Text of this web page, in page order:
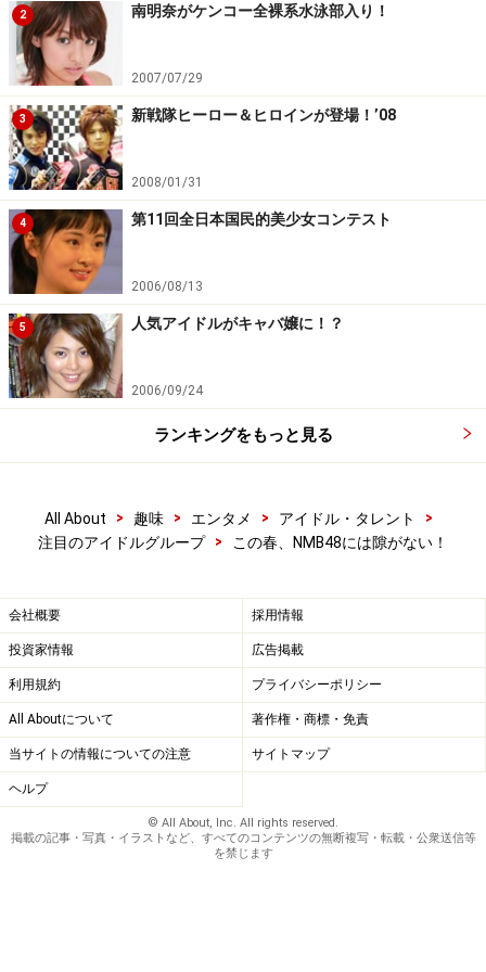
2 南明奈がケンコー全裸系水泳部入り！
2007/07/29
3 新戦隊ヒーロー＆ヒロインが登場！’08
2008/01/31
4 第11回全日本国民的美少女コンテスト
2006/08/13
5 人気アイドルがキャバ嬢に！？
2006/09/24
ランキングをもっと見る
All About > 趣味 > エンタメ > アイドル・タレント
>
注目のアイドルグループ
> この春、NMB48には隙がない！
会社概要 採用情報
投資家情報 広告掲載
利用規約 プライバシーポリシー
All Aboutについて 著作権・商標・免責
当サイトの情報についての注意 サイトマップ
ヘルプ
© All About, Inc. All rights reserved.
掲載の記事・写真・イラストなど、すべてのコンテンツの無断複写・転載・公衆送信等
を禁じます